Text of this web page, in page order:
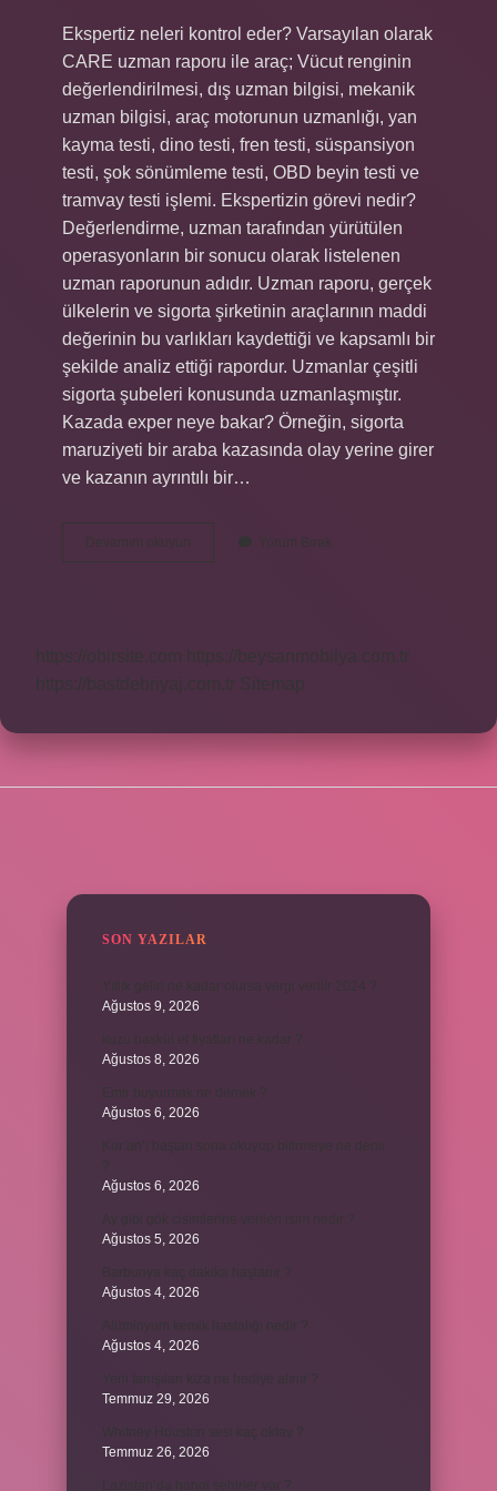
Ekspertiz neleri kontrol eder? Varsayılan olarak
CARE uzman raporu ile araç; Vücut renginin
değerlendirilmesi, dış uzman bilgisi, mekanik
uzman bilgisi, araç motorunun uzmanlığı, yan
kayma testi, dino testi, fren testi, süspansiyon
testi, şok sönümleme testi, OBD beyin testi ve
tramvay testi işlemi. Ekspertizin görevi nedir?
Değerlendirme, uzman tarafından yürütülen
operasyonların bir sonucu olarak listelenen
uzman raporunun adıdır. Uzman raporu, gerçek
ülkelerin ve sigorta şirketinin araçlarının maddi
değerinin bu varlıkları kaydettiği ve kapsamlı bir
şekilde analiz ettiği rapordur. Uzmanlar çeşitli
sigorta şubeleri konusunda uzmanlaşmıştır.
Kazada exper neye bakar? Örneğin, sigorta
maruziyeti bir araba kazasında olay yerine girer
ve kazanın ayrıntılı bir…
Devamını okuyun
Ekspertiz
Nedir
Yorum Bırak
https://obirsite.com
https://beysanmobilya.com.tr
https://bastdebriyaj.com.tr Sitemap
SON YAZILAR
Ağustos 9, 2026
Ağustos 8, 2026
Ağustos 6, 2026
Ağustos 6, 2026
Ağustos 5, 2026
Ağustos 4, 2026
Ağustos 4, 2026
Temmuz 29, 2026
Temmuz 26, 2026